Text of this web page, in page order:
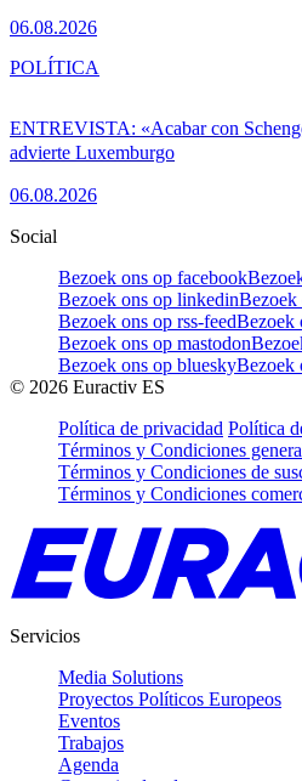
06.08.2026
ENTREVISTA: «Acabar con
advierte Luxemburgo
06.08.2026
POLÍTICA
Social
Bezoek ons op facebook
Bezoek ons op linkedinBezoek
Bezoek ons op rss-feedBezoek
Bezoek ons op mastodon
Bezoek ons op blueskyBezoek
© 2026 Euractiv ES
Política de privacidad Política
Términos y Condiciones
Términos y Condiciones de
Términos y Condiciones
Servicios
Media Solutions
Proyectos Políticos Europeos
Eventos
Trabajos
Agenda